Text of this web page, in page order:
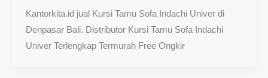
Kantorkita.id jual Kursi Tamu Sofa Indachi Univer di
Denpasar Bali. Distributor Kursi Tamu Sofa Indachi
Univer Terlengkap Termurah Free Ongkir